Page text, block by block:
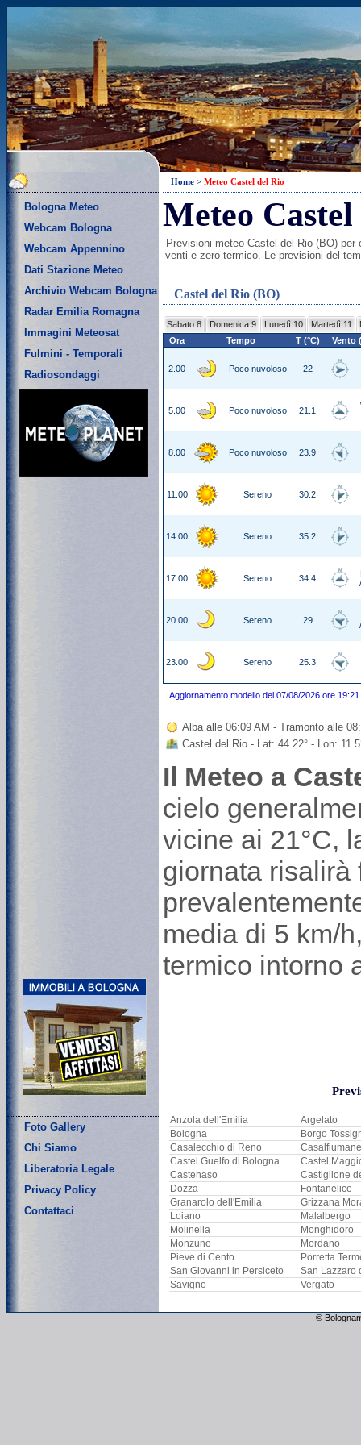
Bologna Meteo
Webcam Bologna
Webcam Appennino
Dati Stazione Meteo
Archivio Webcam Bologna
Radar Emilia Romagna
Immagini Meteosat
Fulmini - Temporali
Radiosondaggi
Foto Gallery
Chi Siamo
Liberatoria Legale
Privacy Policy
Contattaci
Home > Meteo Castel del Rio
Meteo
Previsioni meteo Castel del Rio (BO)
venti e zero termico. Le previsioni del
Castel del Rio (BO)
Sabato 8 Domenica 9 Lunedì 10 Martedì 11
Ora
Tempo T (°C) Vento
2.00 Poco nuvoloso 22
5.00 Poco nuvoloso 21.1
8.00 Poco nuvoloso 23.9
11.00 Sereno 30.2
14.00 Sereno 35.2
17.00 Sereno 34.4
20.00 Sereno 29
23.00 Sereno 25.3
Aggiornamento modello del 07/08/2026 ore 19:21
Alba alle 06:09 AM - Tramonto alle
Castel del Rio - Lat: 44.22° - Lon:
Il Meteo a
cielo
vicine ai 21°C,
giornata risalirà
media di 5 km/
termico intorno
Anzola dell'Emilia
Argelato
Bologna
Borgo
Casalecchio di Reno
Castel Guelfo di Bologna
Castel
Castenaso
Castiglione
Dozza
Fontanelice
Granarolo dell'Emilia
Grizzana
Loiano
Malalbergo
Molinella
Monghidoro
Monzuno
Mordano
Pieve di Cento
Porretta
San Giovanni in Persiceto
San Lazzaro
Savigno
Vergato
©